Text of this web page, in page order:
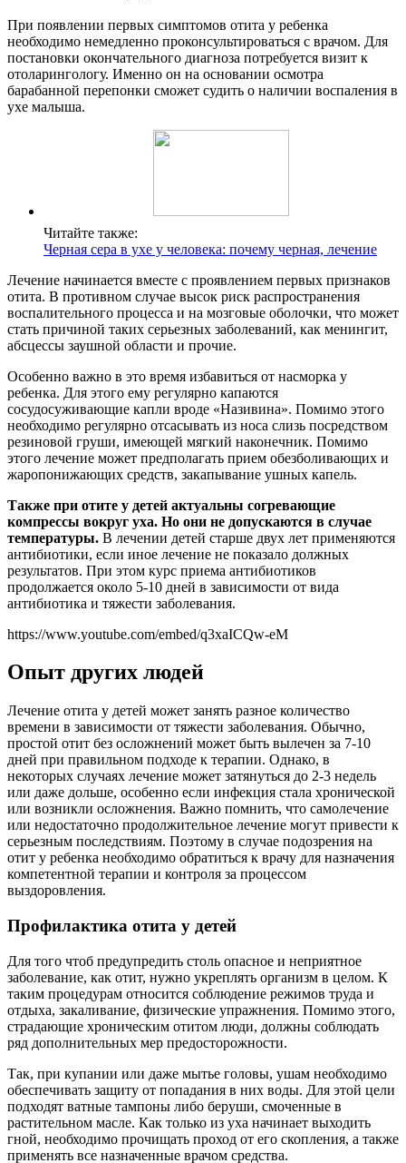
При появлении первых симптомов отита у ребенка
необходимо немедленно проконсультироваться с врачом. Для
постановки окончательного диагноза потребуется визит к
отоларингологу. Именно он на основании осмотра
барабанной перепонки сможет судить о наличии воспаления в
ухе малыша.
Читайте также:
Черная сера в ухе у человека: почему черная, лечение
Лечение начинается вместе с проявлением первых признаков
отита. В противном случае высок риск распространения
воспалительного процесса и на мозговые оболочки, что может
стать причиной таких серьезных заболеваний, как менингит,
абсцессы заушной области и прочие.
Особенно важно в это время избавиться от насморка у
ребенка. Для этого ему регулярно капаются
сосудосуживающие капли вроде «Називина». Помимо этого
необходимо регулярно отсасывать из носа слизь посредством
резиновой груши, имеющей мягкий наконечник. Помимо
этого лечение может предполагать прием обезболивающих и
жаропонижающих средств, закапывание ушных капель.
Также при отите у детей актуальны согревающие
компрессы вокруг уха. Но они не допускаются в случае
температуры. В лечении детей старше двух лет применяются
антибиотики, если иное лечение не показало должных
результатов. При этом курс приема антибиотиков
продолжается около 5-10 дней в зависимости от вида
антибиотика и тяжести заболевания.
https://www.youtube.com/embed/q3xaICQw-eM
Опыт других людей
Лечение отита у детей может занять разное количество
времени в зависимости от тяжести заболевания. Обычно,
простой отит без осложнений может быть вылечен за 7-10
дней при правильном подходе к терапии. Однако, в
некоторых случаях лечение может затянуться до 2-3 недель
или даже дольше, особенно если инфекция стала хронической
или возникли осложнения. Важно помнить, что самолечение
или недостаточно продолжительное лечение могут привести к
серьезным последствиям. Поэтому в случае подозрения на
отит у ребенка необходимо обратиться к врачу для назначения
компетентной терапии и контроля за процессом
выздоровления.
Профилактика отита у детей
Для того чтоб предупредить столь опасное и неприятное
заболевание, как отит, нужно укреплять организм в целом. К
таким процедурам относится соблюдение режимов труда и
отдыха, закаливание, физические упражнения. Помимо этого,
страдающие хроническим отитом люди, должны соблюдать
ряд дополнительных мер предосторожности.
Так, при купании или даже мытье головы, ушам необходимо
обеспечивать защиту от попадания в них воды. Для этой цели
подходят ватные тампоны либо беруши, смоченные в
растительном масле. Как только из уха начинает выходить
гной, необходимо прочищать проход от его скопления, а также
применять все назначенные врачом средства.